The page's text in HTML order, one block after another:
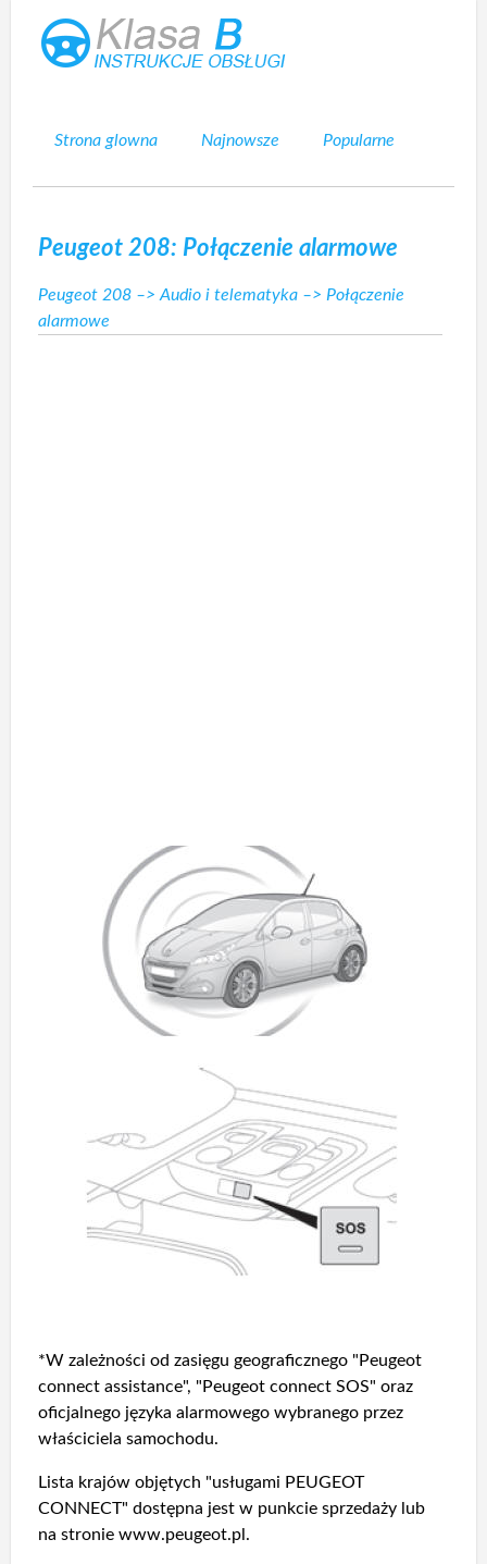
Strona glowna Najnowsze Popularne
Peugeot 208: Połączenie alarmowe
Peugeot 208 –>Audio i telematyka –> Połączenie
alarmowe
*W zależności od zasięgu geograficznego "Peugeot
connect assistance", "Peugeot connect SOS" oraz
oficjalnego języka alarmowego wybranego przez
właściciela samochodu.
Lista krajów objętych "usługami PEUGEOT
CONNECT" dostępna jest w punkcie sprzedaży lub
na stronie www.peugeot.pl.